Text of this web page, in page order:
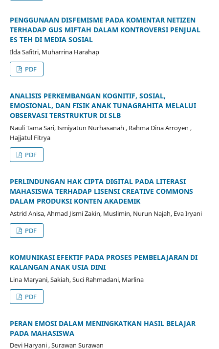
PENGGUNAAN DISFEMISME PADA KOMENTAR NETIZEN
TERHADAP GUS MIFTAH DALAM KONTROVERSI PENJUAL
ES TEH DI MEDIA SOSIAL
Ilda Safitri, Muharrina Harahap
PDF
ANALISIS PERKEMBANGAN KOGNITIF, SOSIAL,
EMOSIONAL, DAN FISIK ANAK TUNAGRAHITA MELALUI
OBSERVASI TERSTRUKTUR DI SLB
Nauli Tama Sari, Ismiyatun Nurhasanah , Rahma Dina Arroyen ,
Hajjatul Fitrya
PDF
PERLINDUNGAN HAK CIPTA DIGITAL PADA LITERASI
MAHASISWA TERHADAP LISENSI CREATIVE COMMONS
DALAM PRODUKSI KONTEN AKADEMIK
Astrid Anisa, Ahmad Jismi Zakin, Muslimin, Nurun Najah, Eva Iryani
PDF
KOMUNIKASI EFEKTIF PADA PROSES PEMBELAJARAN DI
KALANGAN ANAK USIA DINI
Lina Maryani, Sakiah, Suci Rahmadani, Marlina
PDF
PERAN EMOSI DALAM MENINGKATKAN HASIL BELAJAR
PADA MAHASISWA
Devi Haryani , Surawan Surawan